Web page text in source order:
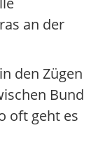
an der
den Zügen
Bund
oft geht es